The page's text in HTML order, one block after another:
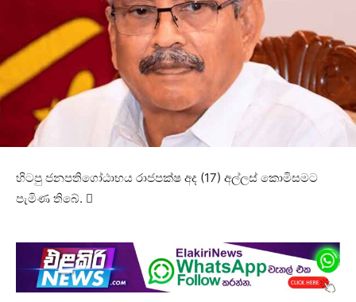
හිටපු ජනපතිගෝඨාභය රාජපක්ෂ අද (17) අල්ලස් කොමිසමට
පැමිණ තිබේ. 